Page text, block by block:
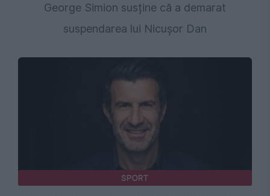
George Simion susține că a demarat
suspendarea lui Nicușor Dan
SPORT